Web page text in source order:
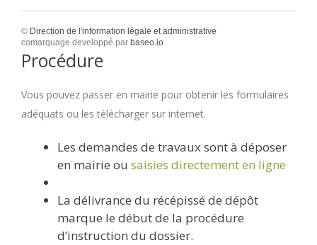
© Direction de l'information légale et administrative
comarquage developpé par baseo.io
Procédure
Vous pouvez passer en mairie pour obtenir les formulaires
adéquats ou les télécharger sur internet.
Les demandes de travaux sont à déposer
en mairie ou saisies directement en ligne
La délivrance du récépissé de dépôt
marque le début de la procédure
d’instruction du dossier.